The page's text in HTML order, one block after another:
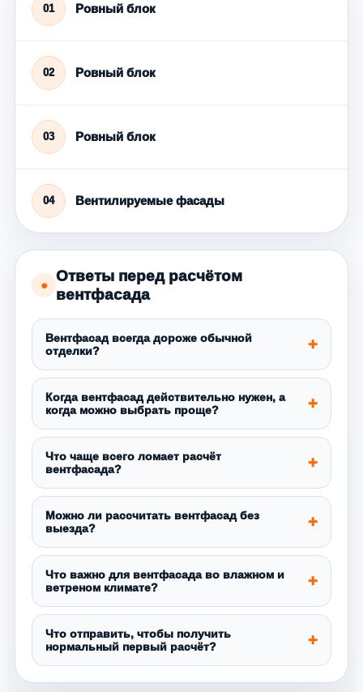
01 Ровный блок
02 Ровный блок
03 Ровный блок
04 Вентилируемые фасады
●
Ответы перед расчётом
вентфасада
Вентфасад всегда дороже обычной
отделки?
Когда вентфасад действительно нужен, а
когда можно выбрать проще?
Что чаще всего ломает расчёт
вентфасада?
Можно ли рассчитать вентфасад без
выезда?
Что важно для вентфасада во влажном и
ветреном климате?
Что отправить, чтобы получить
нормальный первый расчёт?